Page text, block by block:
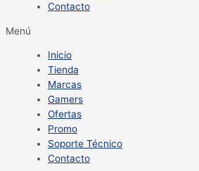
Contacto
Menú
Inicio
Tienda
Marcas
Gamers
Ofertas
Promo
Soporte Técnico
Contacto